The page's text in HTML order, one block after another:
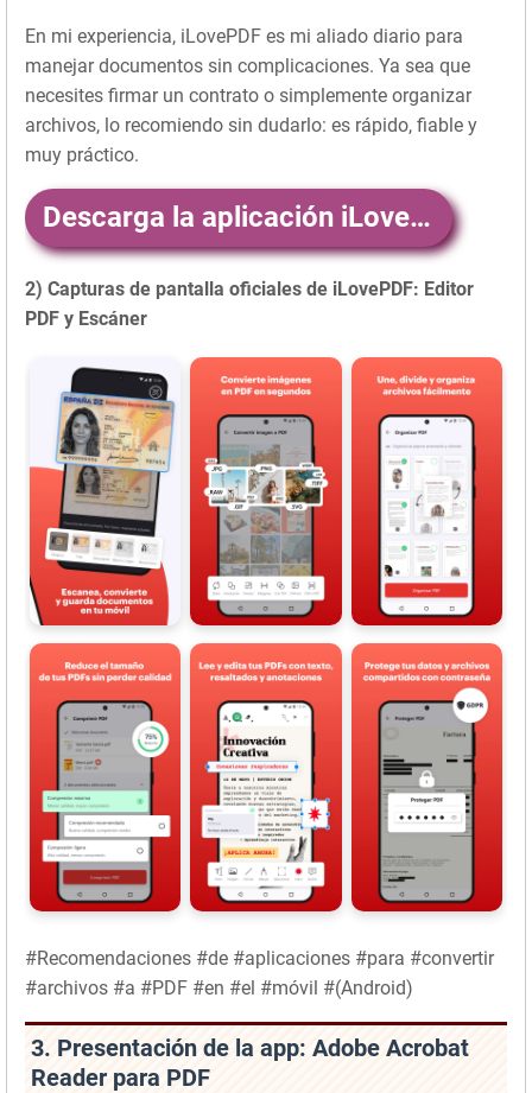
En mi experiencia, iLovePDF es mi aliado diario para
manejar documentos sin complicaciones. Ya sea que
necesites firmar un contrato o simplemente organizar
archivos, lo recomiendo sin dudarlo: es rápido, fiable y
muy práctico.
Descarga la aplicación iLovePDFEditorPDFyEscner aquí
2) Capturas de pantalla oficiales de iLovePDF: Editor
PDF y Escáner
#Recomendaciones #de #aplicaciones #para #convertir
#archivos #a #PDF #en #el #móvil #(Android)
3. Presentación de la app: Adobe Acrobat
Reader para PDF